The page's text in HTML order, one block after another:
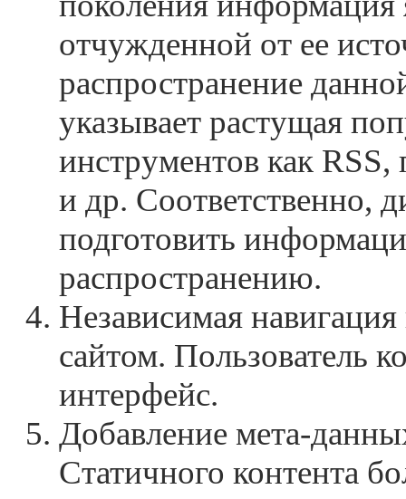
отчужденной от ее
распространение
указывает растущая
инструментов как
и др. Соответственно,
подготовить
распространению.
Независимая
сайтом. Пользователь
интерфейс.
Добавление мета-
Статичного контента